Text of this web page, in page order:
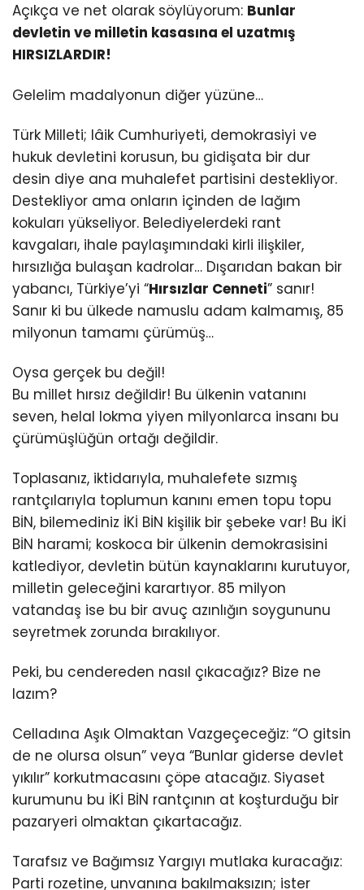
Açıkça ve net olarak söylüyorum: Bunlar
devletin ve milletin kasasına el uzatmış
HIRSIZLARDIR!
Gelelim madalyonun diğer yüzüne…
Türk Milleti; lâik Cumhuriyeti, demokrasiyi ve
hukuk devletini korusun, bu gidişata bir dur
desin diye ana muhalefet partisini destekliyor.
Destekliyor ama onların içinden de lağım
kokuları yükseliyor. Belediyelerdeki rant
kavgaları, ihale paylaşımındaki kirli ilişkiler,
hırsızlığa bulaşan kadrolar… Dışarıdan bakan bir
yabancı, Türkiye’yi “Hırsızlar Cenneti” sanır!
Sanır ki bu ülkede namuslu adam kalmamış, 85
milyonun tamamı çürümüş…
Oysa gerçek bu değil!
Bu millet hırsız değildir! Bu ülkenin vatanını
seven, helal lokma yiyen milyonlarca insanı bu
çürümüşlüğün ortağı değildir.
Toplasanız, iktidarıyla, muhalefete sızmış
rantçılarıyla toplumun kanını emen topu topu
BİN, bilemediniz İKİ BİN kişilik bir şebeke var! Bu İKİ
BİN harami; koskoca bir ülkenin demokrasisini
katlediyor, devletin bütün kaynaklarını kurutuyor,
milletin geleceğini karartıyor. 85 milyon
vatandaş ise bu bir avuç azınlığın soygununu
seyretmek zorunda bırakılıyor.
Peki, bu cendereden nasıl çıkacağız? Bize ne
lazım?
Celladına Aşık Olmaktan Vazgeçeceğiz: “O gitsin
de ne olursa olsun” veya “Bunlar giderse devlet
yıkılır” korkutmacasını çöpe atacağız. Siyaset
kurumunu bu İKİ BİN rantçının at koşturduğu bir
pazaryeri olmaktan çıkartacağız.
Tarafsız ve Bağımsız Yargıyı mutlaka kuracağız:
Parti rozetine, unvanına bakılmaksızın; ister